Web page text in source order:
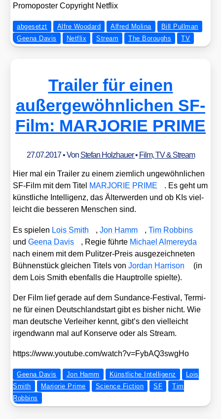
Pro­mo­pos­ter Copy­right Net­flix
abgesetzt Alfre Woodard Alfred Molina
Bill Pullman
Geena Davis
Netflix Stream The Boroughs TV
Trailer für einen
außergewöhnlichen SF-
Film: MARJORIE PRIME
27.07.2017• Von Stefan Holzhauer• Film, TV & Stream
Hier mal ein Trai­ler zu einem ziem­lich unge­wöhn­li­chen
SF-Film mit dem Titel MARJORIE PRIME
. Es geht um
künst­li­che Intel­li­genz, das Älter­wer­den und ob KIs viel­
leicht die bes­se­ren Men­schen sind.
Es spie­len Lois Smith ,Jon Hamm ,Tim Rob­bins
undGee­na Davis , Regie führ­te Micha­el Almerey­da
nach einem mit dem Pulit­zer-Preis aus­ge­zeich­ne­ten
Büh­nen­stück glei­chen Titels vonJor­dan Har­ri­son
(in
dem Lois Smith eben­falls die Haupt­rol­le spiel­te).
Der Film lief gera­de auf dem Sun­dance-Fes­ti­val, Ter­mi­
ne für einen Deutsch­land­start gibt es bis­her nicht. Wie
man deut­sche Ver­lei­her kennt, gibt’s den viel­leicht
irgend­wann mal auf Kon­ser­ve oder als Stream.
https://​www​.you​tube​.com/​w​a​t​c​h​?​v​=​F​y​b​A​Q​3​s​w​gHo
Geena Davis Jon Hamm Künstliche Intelligenz
Lois
Smith
Marjorie Prime Science Fiction SF
Tim
Robbins